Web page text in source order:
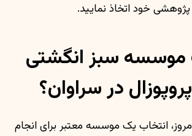
پژوهشی خود اتخاذ نمایید.
موسسه سبز انگشتی
در سراوان؟
انتخاب یک موسسه معتبر برای انجام